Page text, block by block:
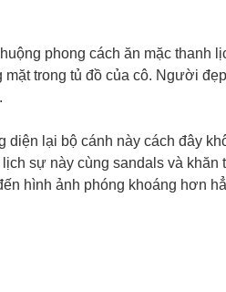
phong cách ăn mặc thanh
trong tủ đồ của cô. Người
diện lại bộ cánh này cách đây
sự này cùng sandals và
hình ảnh phóng khoáng hơn